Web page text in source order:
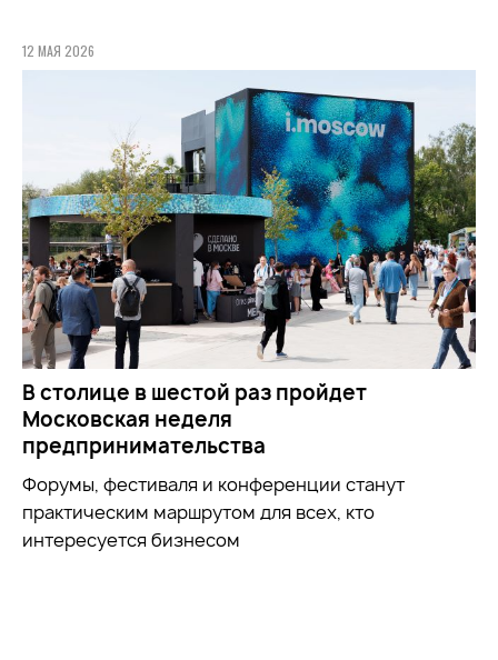
12 МАЯ 2026
В столице в шестой раз пройдет
Московская неделя
предпринимательства
Форумы, фестиваля и конференции станут
практическим маршрутом для всех, кто
интересуется бизнесом